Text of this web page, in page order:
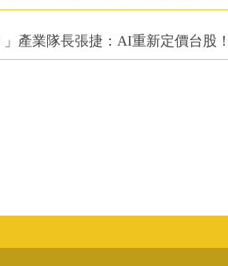
」產業隊長張捷：AI重新定價台股